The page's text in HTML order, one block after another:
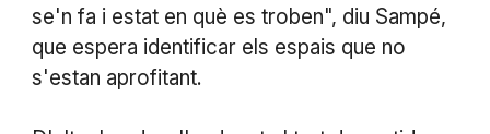
se'n fa i estat en què es troben", diu Sampé,
que espera identificar els espais que no
s'estan aprofitant.